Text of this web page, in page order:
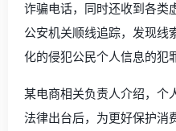
诈骗电话，同时还收到各类
公安机关顺线追踪，发现线
化的侵犯公民个人信息的犯
某电商相关负责人介绍，个
法律出台后，为更好保护消